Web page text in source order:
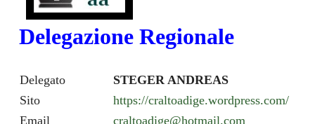
Delegazione Regionale
Delegato
STEGER ANDREAS
Sito
https://craltoadige.wordpress.com/
Email
craltoadige@hotmail.com